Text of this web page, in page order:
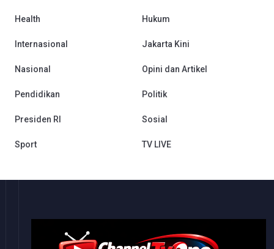
Health Hukum
Internasional Jakarta Kini
Nasional Opini dan Artikel
Pendidikan Politik
Presiden RI Sosial
Sport TV LIVE